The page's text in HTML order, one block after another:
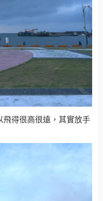
飛得很高很遠，其實放手